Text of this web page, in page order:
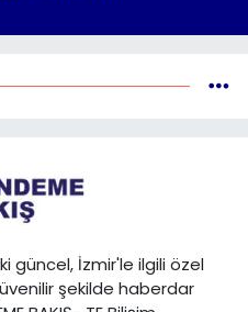
güncel, İzmir'le ilgili özel
şekilde haberdar